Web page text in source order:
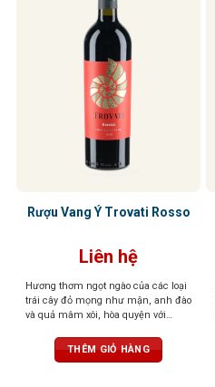
Rượu Vang Ý Trovati Rosso
Liên hệ
Hương thơm ngọt ngào của các loại
trái cây đỏ mọng như mận, anh đào
và quả mâm xôi, hòa quyện với
vị và vani. Vị chát mềm mại, tròn
trịa, cân bằng hoàn hảo với vị chua
THÊM GIỎ HÀNG